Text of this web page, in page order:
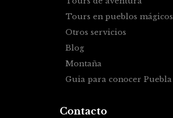
Tours en pueblos mágicos
Otros servicios
Blog
Montaña
Guia para conocer Puebla
Contacto